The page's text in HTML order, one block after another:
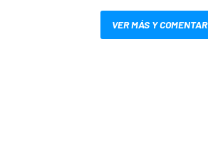
VER MÁS Y COMENTAR